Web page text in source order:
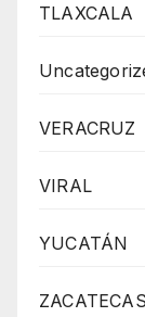
TLAXCALA
VERACRUZ
VIRAL
YUCATÁN
ZACATECAS